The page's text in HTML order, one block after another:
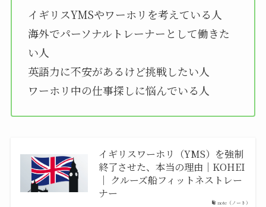
イギリスYMSやワーホリを考えている人
海外でパーソナルトレーナーとして働きた
い人
英語力に不安があるけど挑戦したい人
ワーホリ中の仕事探しに悩んでいる人
note（ノート）
イギリスワーホリ（YMS）を強制
終了させた、本当の理由｜KOHEI
｜ クルーズ船フィットネストレー
ナー